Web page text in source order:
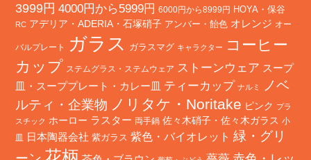
3999円 4000円から5999円 6000円から8999円 HOYA・保谷
RC アデリア・ADERIA・石塚硝子 アンバー・飴色 オレンジ オー
バルプレート ガラス ガラスマグ キャラクター
コーヒー
カップ ステムグラス・ステムウェア ストーンウェア スープ
皿・スーププレート・カレー皿 ティーカップ ナルミ
ノベ
ルティ・企業物 ノリタケ・Noritake ピンク プラ
スチック ホーロー ラスター 両手鍋 佐々木硝子・佐々木ガラス 小
皿 日本陶器会社 紫ガラス 紫色・バイオレット 緑・グリ